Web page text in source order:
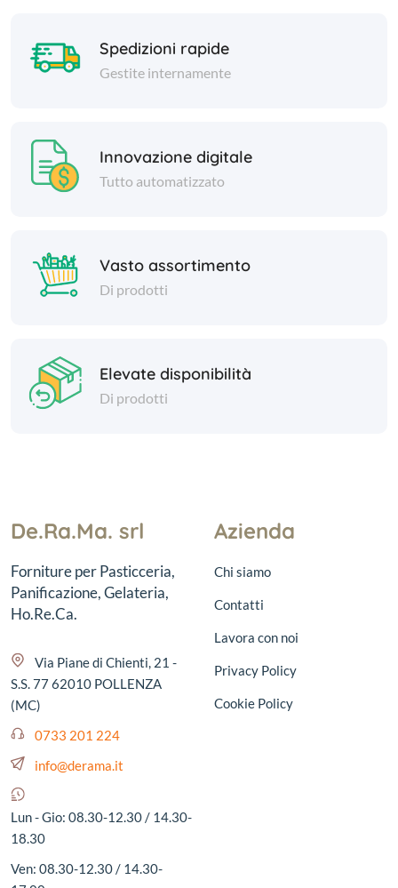
Spedizioni rapide
Gestite internamente
Innovazione digitale
Tutto automatizzato
Vasto assortimento
Di prodotti
Elevate disponibilità
Di prodotti
De.Ra.Ma. srl
Forniture per Pasticceria,
Panificazione, Gelateria,
Ho.Re.Ca.
Via Piane di Chienti, 21 -
S.S. 77 62010 POLLENZA
(MC)
0733 201 224
info@derama.it
Lun - Gio: 08.30-12.30 / 14.30-
18.30
Ven: 08.30-12.30 / 14.30-
Azienda
Chi siamo
Contatti
Lavora con noi
Privacy Policy
Cookie Policy